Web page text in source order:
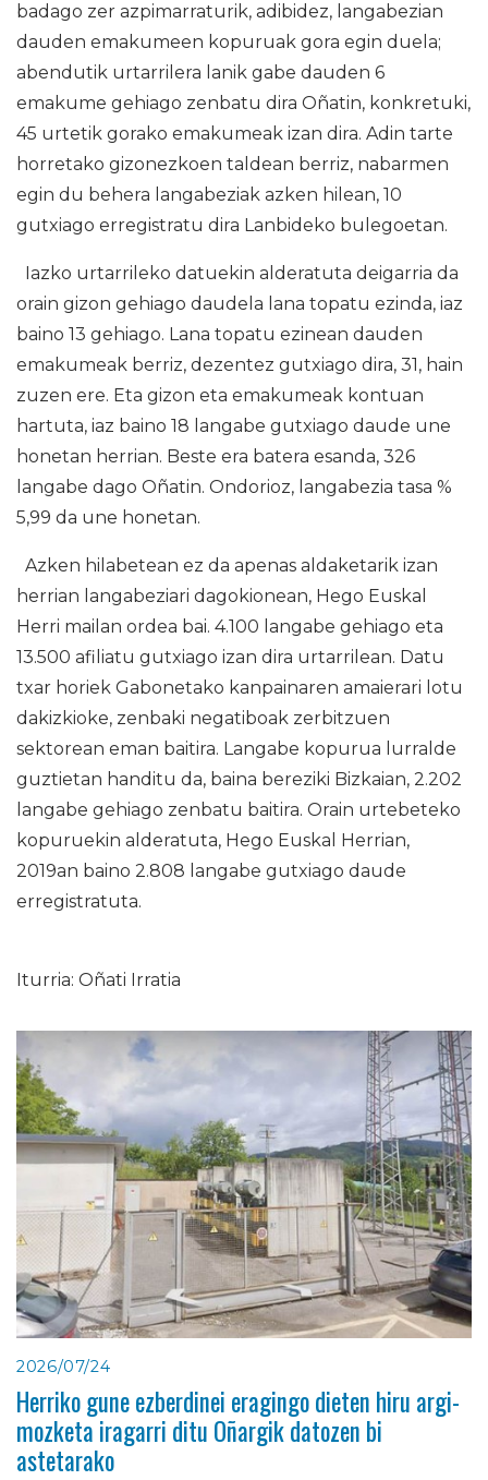
badago zer azpimarraturik, adibidez, langabezian
dauden emakumeen kopuruak gora egin duela;
abendutik urtarrilera lanik gabe dauden 6
emakume gehiago zenbatu dira Oñatin, konkretuki,
45 urtetik gorako emakumeak izan dira. Adin tarte
horretako gizonezkoen taldean berriz, nabarmen
egin du behera langabeziak azken hilean, 10
gutxiago erregistratu dira Lanbideko bulegoetan.
Iazko urtarrileko datuekin alderatuta deigarria da
orain gizon gehiago daudela lana topatu ezinda, iaz
baino 13 gehiago. Lana topatu ezinean dauden
emakumeak berriz, dezentez gutxiago dira, 31, hain
zuzen ere. Eta gizon eta emakumeak kontuan
hartuta, iaz baino 18 langabe gutxiago daude une
honetan herrian. Beste era batera esanda, 326
langabe dago Oñatin. Ondorioz, langabezia tasa %
5,99 da une honetan.
Azken hilabetean ez da apenas aldaketarik izan
herrian langabeziari dagokionean, Hego Euskal
Herri mailan ordea bai. 4.100 langabe gehiago eta
13.500 afiliatu gutxiago izan dira urtarrilean. Datu
txar horiek Gabonetako kanpainaren amaierari lotu
dakizkioke, zenbaki negatiboak zerbitzuen
sektorean eman baitira. Langabe kopurua lurralde
guztietan handitu da, baina bereziki Bizkaian, 2.202
langabe gehiago zenbatu baitira. Orain urtebeteko
kopuruekin alderatuta, Hego Euskal Herrian,
2019an baino 2.808 langabe gutxiago daude
erregistratuta.
Iturria: Oñati Irratia
2026/07/24
Herriko gune ezberdinei eragingo dieten hiru argi-
mozketa iragarri ditu Oñargik datozen bi
astetarako